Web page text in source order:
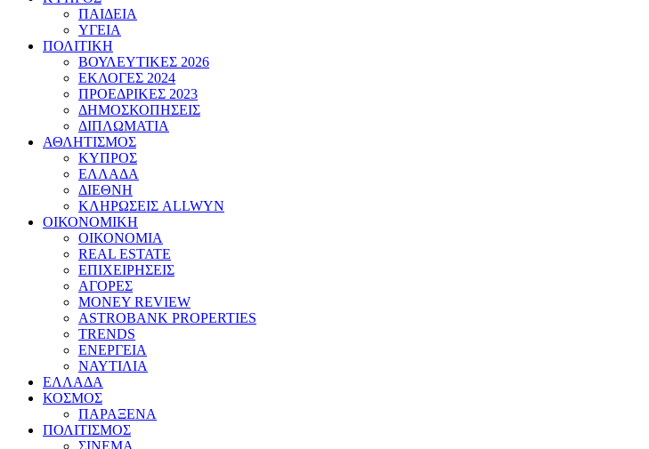
ΠΑΙΔΕΙΑ
ΥΓΕΙΑ
ΠΟΛΙΤΙΚΗ
ΒΟΥΛΕΥΤΙΚΕΣ 2026
ΕΚΛΟΓΕΣ 2024
ΠΡΟΕΔΡΙΚΕΣ 2023
ΔΗΜΟΣΚΟΠΗΣΕΙΣ
ΔΙΠΛΩΜΑΤΙΑ
ΑΘΛΗΤΙΣΜΟΣ
ΚΥΠΡΟΣ
ΕΛΛΑΔΑ
ΔΙΕΘΝΗ
ΚΛΗΡΩΣΕΙΣ ALLWYN
ΟΙΚΟΝΟΜΙΚΗ
ΟΙΚΟΝΟΜΙΑ
REAL ESTATE
ΕΠΙΧΕΙΡΗΣΕΙΣ
ΑΓΟΡΕΣ
MONEY REVIEW
ASTROBANK PROPERTIES
TRENDS
ΕΝΕΡΓΕΙΑ
ΝΑΥΤΙΛΙΑ
ΕΛΛΑΔΑ
ΚΟΣΜΟΣ
ΠΑΡΑΞΕΝΑ
ΠΟΛΙΤΙΣΜΟΣ
ΣΙΝΕΜΑ